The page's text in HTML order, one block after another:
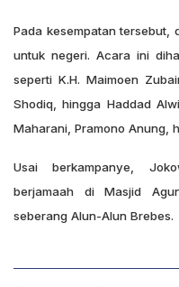
Pada kesempatan tersebut,
untuk negeri. Acara ini
seperti K.H. Maimoen
Shodiq, hingga Haddad
Maharani, Pramono Anung,
Usai berkampanye,
berjamaah di Masjid
seberang Alun-Alun Brebes.